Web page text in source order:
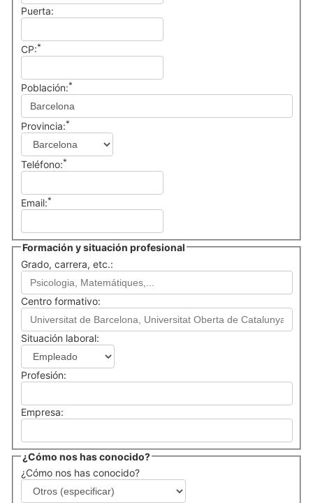
Puerta:
CP:*
Población:*
Provincia:*
Teléfono:*
Email:*
Formación y situación profesional
Grado, carrera, etc.:
Centro formativo:
Situación laboral:
Profesión:
Empresa:
¿Cómo nos has conocido?
¿Cómo nos has conocido?